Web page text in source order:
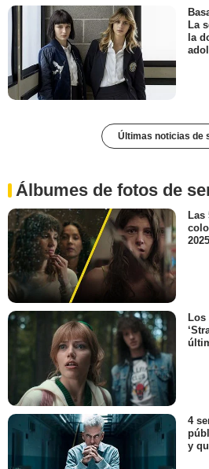
La
la
Últimas noticias de
Álbumes de fotos de
Las
2025
Los
4
y